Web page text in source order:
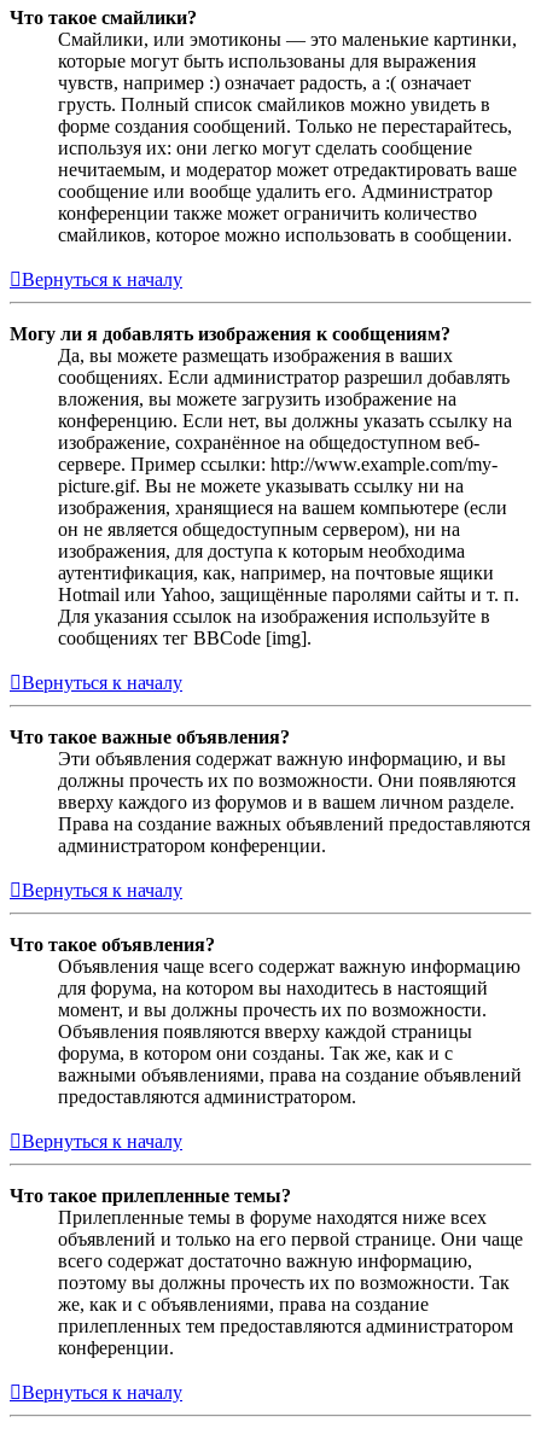
Что такое смайлики?
Смайлики, или эмотиконы — это маленькие картинки,
которые могут быть использованы для выражения
чувств, например :) означает радость, а :( означает
грусть. Полный список смайликов можно увидеть в
форме создания сообщений. Только не перестарайтесь,
используя их: они легко могут сделать сообщение
нечитаемым, и модератор может отредактировать ваше
сообщение или вообще удалить его. Администратор
конференции также может ограничить количество
смайликов, которое можно использовать в сообщении.
Вернуться к началу
Могу ли я добавлять изображения к сообщениям?
Да, вы можете размещать изображения в ваших
сообщениях. Если администратор разрешил добавлять
вложения, вы можете загрузить изображение на
конференцию. Если нет, вы должны указать ссылку на
изображение, сохранённое на общедоступном веб-
сервере. Пример ссылки: http://www.example.com/my-
picture.gif. Вы не можете указывать ссылку ни на
изображения, хранящиеся на вашем компьютере (если
он не является общедоступным сервером), ни на
изображения, для доступа к которым необходима
аутентификация, как, например, на почтовые ящики
Hotmail или Yahoo, защищённые паролями сайты и т. п.
Для указания ссылок на изображения используйте в
сообщениях тег BBCode [img].
Вернуться к началу
Что такое важные объявления?
Эти объявления содержат важную информацию, и вы
должны прочесть их по возможности. Они появляются
вверху каждого из форумов и в вашем личном разделе.
Права на создание важных объявлений предоставляются
администратором конференции.
Вернуться к началу
Что такое объявления?
Объявления чаще всего содержат важную информацию
для форума, на котором вы находитесь в настоящий
момент, и вы должны прочесть их по возможности.
Объявления появляются вверху каждой страницы
форума, в котором они созданы. Так же, как и с
важными объявлениями, права на создание объявлений
предоставляются администратором.
Вернуться к началу
Что такое прилепленные темы?
Прилепленные темы в форуме находятся ниже всех
объявлений и только на его первой странице. Они чаще
всего содержат достаточно важную информацию,
поэтому вы должны прочесть их по возможности. Так
же, как и с объявлениями, права на создание
прилепленных тем предоставляются администратором
конференции.
Вернуться к началу